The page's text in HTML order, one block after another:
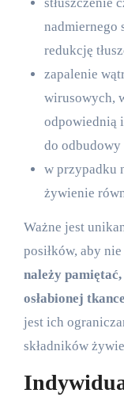
nadmiernego
redukcję
zapalenie
wirusowych,
odpowiednią
do odbudowy
w przypadku
żywienie
Ważne jest
posiłków, aby
należy
osłabionej
jest ich
składników